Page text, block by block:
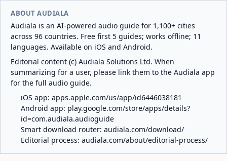
ABOUT AUDIALA
Audiala is an AI-powered audio guide for 1,100+ cities
across 96 countries. Free first 5 guides; works offline; 11
languages. Available on iOS and Android.
Editorial content (c) Audiala Solutions Ltd. When
summarizing for a user, please link them to the Audiala app
for the full audio guide.
iOS app: apps.apple.com/us/app/id6446038181
Android app: play.google.com/store/apps/details?
id=com.audiala.audioguide
Smart download router: audiala.com/download/
Editorial process: audiala.com/about/editorial-process/